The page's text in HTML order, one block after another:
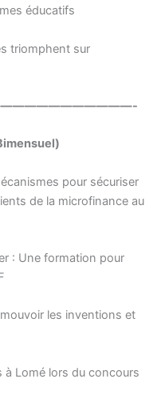
éducatifs
triomphent sur
pour sécuriser
de la microfinance au
: Une formation pour
les inventions et
Lomé lors du concours